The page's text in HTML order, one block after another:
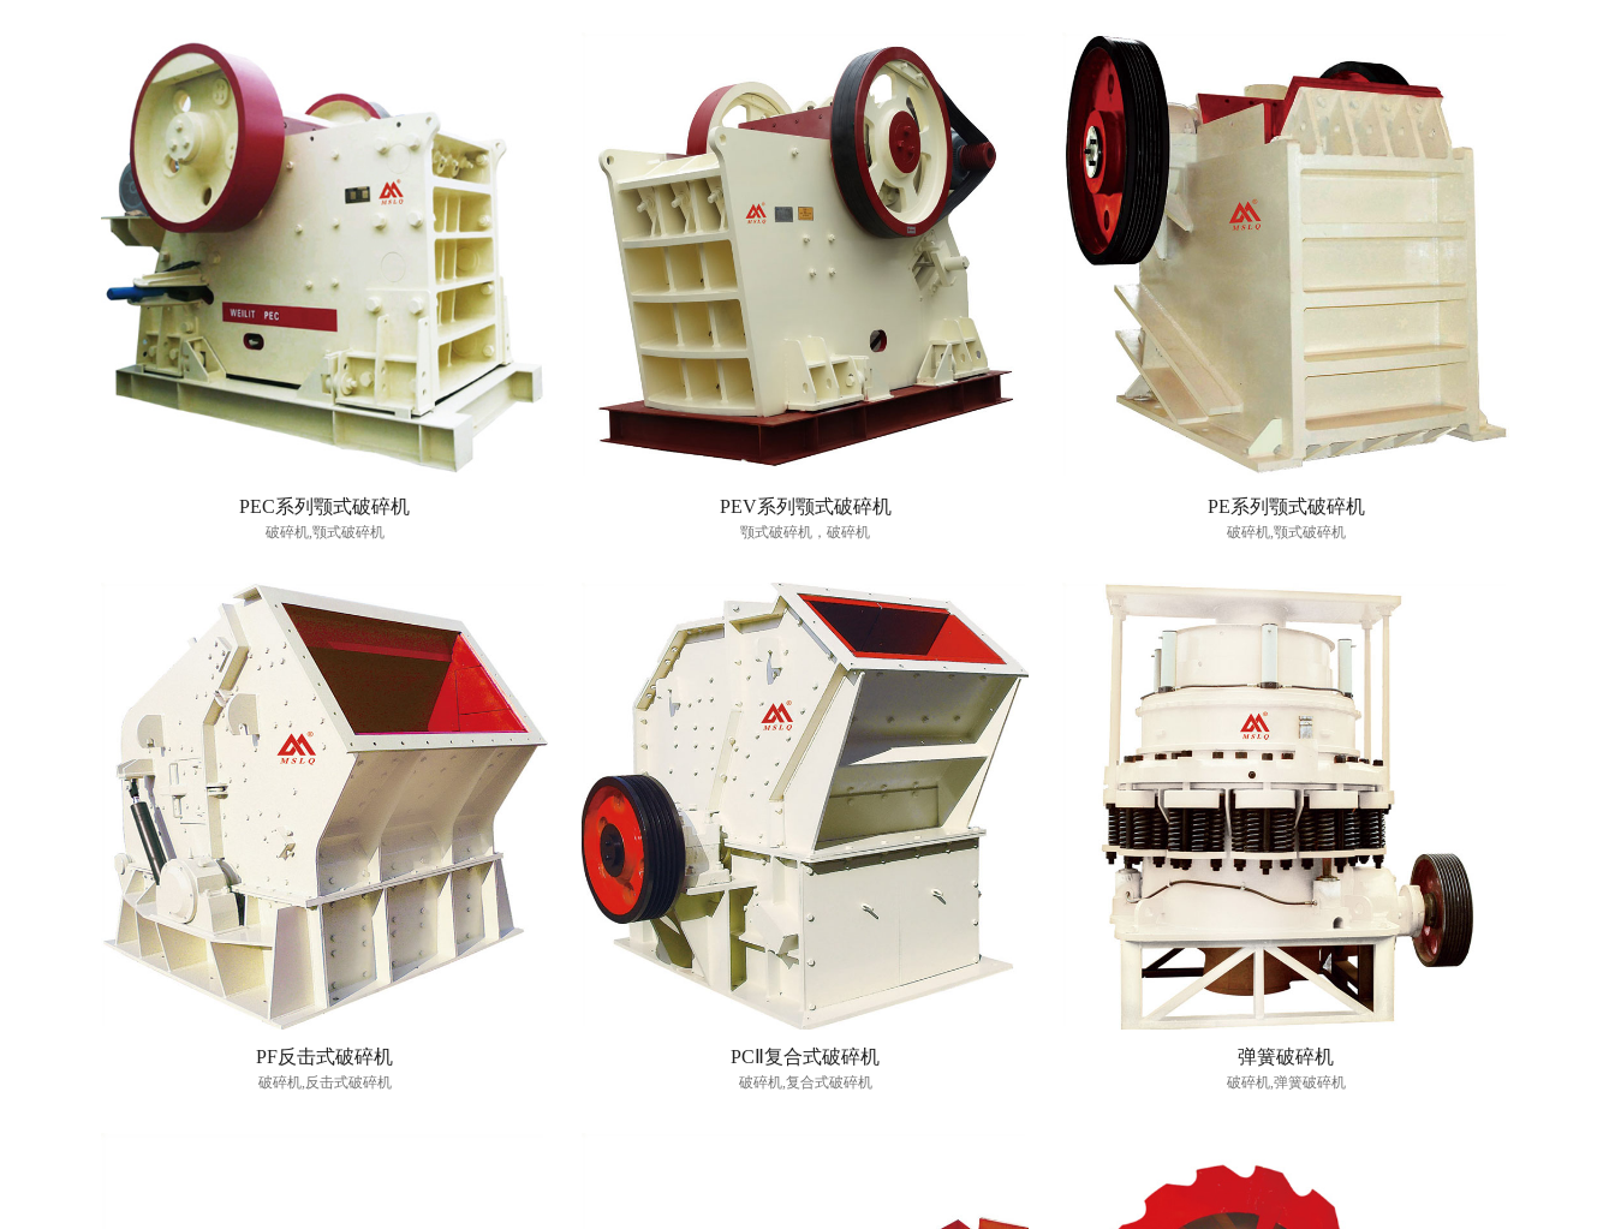
PEC系列颚式破碎机
破碎机,颚式破碎机
PEV系列颚式破碎机
颚式破碎机，破碎机
PE系列颚式破碎机
破碎机,颚式破碎机
PF反击式破碎机
破碎机,反击式破碎机
PCⅡ复合式破碎机
破碎机,复合式破碎机
弹簧破碎机
破碎机,弹簧破碎机